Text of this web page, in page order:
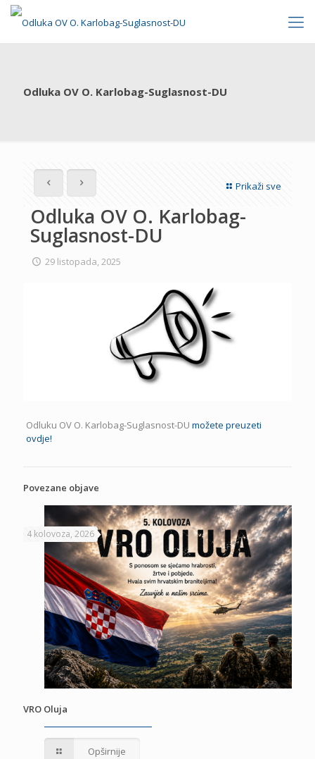
Odluka OV O. Karlobag-Suglasnost-DU
Prikaži sve
Odluka OV O. Karlobag-
Suglasnost-DU
29 listopada, 2025
Odluku OV O. Karlobag-Suglasnost-DU možete preuzeti
ovdje!
Povezane objave
4 kolovoza, 2026
VRO Oluja
Opširnije